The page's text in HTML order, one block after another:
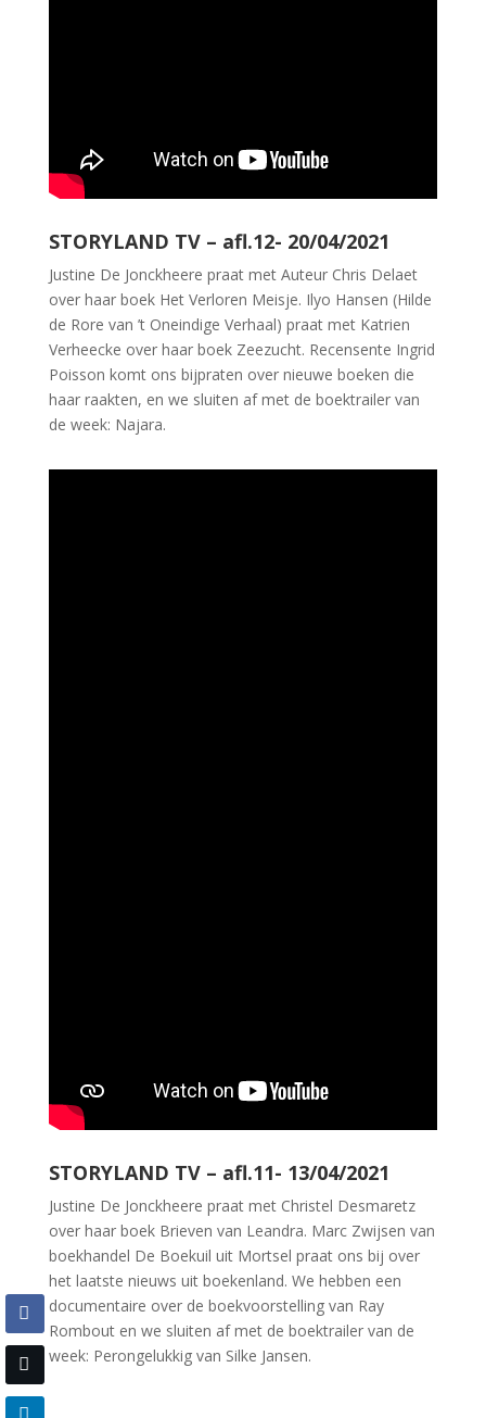
STORYLAND TV – afl.12- 20/04/2021
Justine De Jonckheere praat met Auteur Chris Delaet
over haar boek Het Verloren Meisje. Ilyo Hansen (Hilde
de Rore van ’t Oneindige Verhaal) praat met Katrien
Verheecke over haar boek Zeezucht. Recensente Ingrid
Poisson komt ons bijpraten over nieuwe boeken die
haar raakten, en we sluiten af met de boektrailer van
de week: Najara.
STORYLAND TV – afl.11- 13/04/2021
Justine De Jonckheere praat met Christel Desmaretz
over haar boek Brieven van Leandra. Marc Zwijsen van
boekhandel De Boekuil uit Mortsel praat ons bij over
het laatste nieuws uit boekenland. We hebben een
documentaire over de boekvoorstelling van Ray
Rombout en we sluiten af met de boektrailer van de
week: Perongelukkig van Silke Jansen.